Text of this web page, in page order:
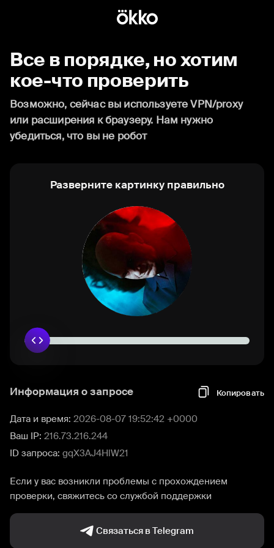
Все в порядке, но хотим
кое-что проверить
Возможно, сейчас вы используете VPN/proxy
или расширения к браузеру. Нам нужно
убедиться, что вы не робот
Разверните картинку правильно
Информация о запросе Копировать
Дата и время: 2026-08-07 19:52:42 +0000
Ваш IP: 216.73.216.244
ID запроса: gqX3AJ4HlW21
Если у вас возникли проблемы с прохождением
проверки, свяжитесь со службой поддержки
Связаться в Telegram